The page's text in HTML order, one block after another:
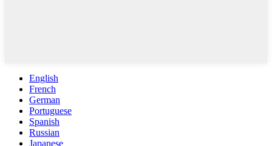
English
French
German
Portuguese
Spanish
Russian
Japanese